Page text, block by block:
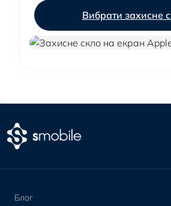
Вибрати захисне
Блог